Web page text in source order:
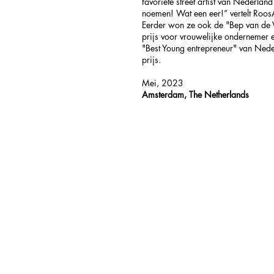
noemen! Wat een eer!” vertelt
Eerder won ze ook de "Bep van de
prijs voor vrouwelijke ondernemer
"Best Young entrepreneur" van
prijs.
Mei, 2023
Amsterdam, The Netherlands